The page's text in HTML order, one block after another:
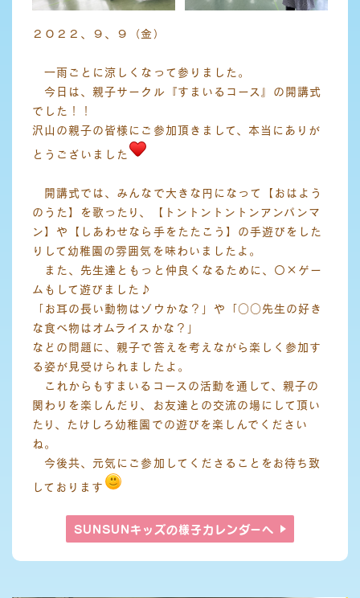
２０２２、９、９（金）
一雨ごとに涼しくなって参りました。
今日は、親子サークル『すまいるコース』の開講式
でした！！
沢山の親子の皆様にご参加頂きまして、本当にありが
とうございました
開講式では、みんなで大きな円になって【おはよう
のうた】を歌ったり、【トントントントンアンパンマ
ン】や【しあわせなら手をたたこう】の手遊びをした
りして幼稚園の雰囲気を味わいましたよ。
また、先生達ともっと仲良くなるために、〇×ゲー
ムもして遊びました♪
「お耳の長い動物はゾウかな？」や「○○先生の好き
な食べ物はオムライスかな？」
などの問題に、親子で答えを考えながら楽しく参加す
る姿が見受けられましたよ。
これからもすまいるコースの活動を通して、親子の
関わりを楽しんだり、お友達との交流の場にして頂い
たり、たけしろ幼稚園での遊びを楽しんでください
ね。
今後共、元気にご参加してくださることをお待ち致
しております
SUNSUNキッズの様子カレンダーへ